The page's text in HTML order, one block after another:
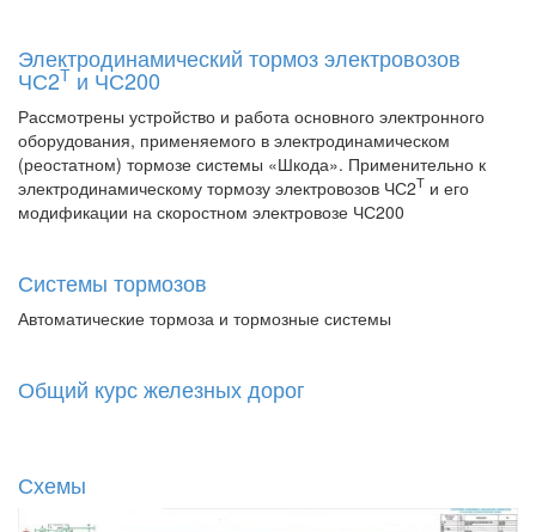
Электродинамический тормоз электровозов
ЧС2Т и ЧС200
Рассмотрены устройство и работа основного электронного
оборудования, применяемого в электродинамическом
(реостатном) тормозе системы «Шкода». Применительно к
электродинамическому тормозу электровозов ЧС2Т и его
модификации на скоростном электровозе ЧС200
Системы тормозов
Автоматические тормоза и тормозные системы
Общий курс железных дорог
Схемы